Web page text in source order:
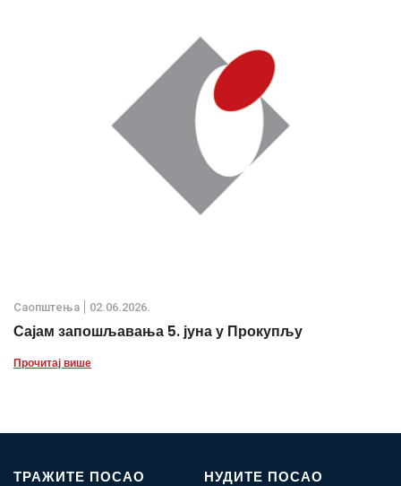
Саопштења 02.06.2026.
Сајам запошљавања 5. јуна у Прокупљу
Прочитај више
ТРАЖИТЕ ПОСАО НУДИТЕ ПОСАО